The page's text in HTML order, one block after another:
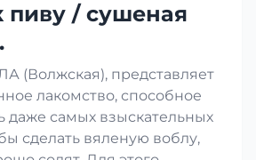
пиву / сушеная
(Волжская), представляет
лакомство, способное
даже самых взыскательных
сделать вяленую воблу,